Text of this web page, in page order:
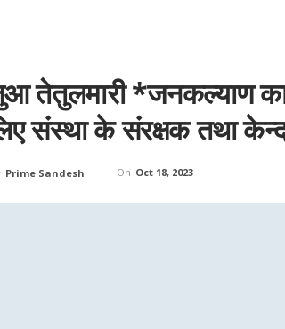
तेतुलमारी *जनकल्याण
संस्था के संरक्षक तथा
Prime Sandesh On Oct 18, 2023